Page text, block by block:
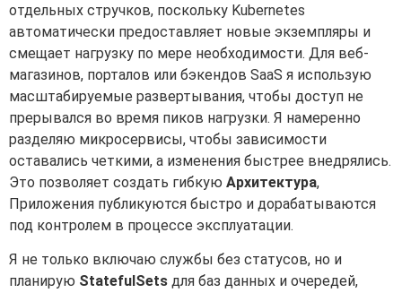
отдельных стручков, поскольку Kubernetes
автоматически предоставляет новые экземпляры и
смещает нагрузку по мере необходимости. Для веб-
магазинов, порталов или бэкендов SaaS я использую
масштабируемые развертывания, чтобы доступ не
прерывался во время пиков нагрузки. Я намеренно
разделяю микросервисы, чтобы зависимости
оставались четкими, а изменения быстрее внедрялись.
Это позволяет создать гибкую Архитектура,
Приложения публикуются быстро и дорабатываются
под контролем в процессе эксплуатации.
Я не только включаю службы без статусов, но и
планирую StatefulSets для баз данных и очередей,